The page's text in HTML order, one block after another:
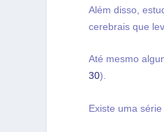
Além disso,
cerebrais que
Até mesmo
30).
Existe uma